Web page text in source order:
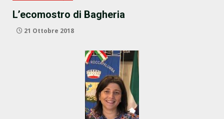
L’ecomostro di Bagheria
21 Ottobre 2018